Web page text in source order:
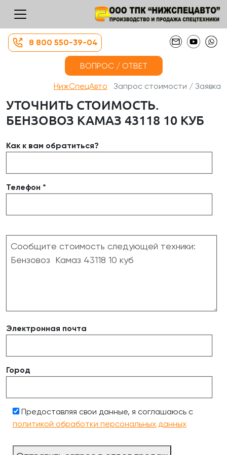
8 800 550-39-04
ВОПРОС / ОТВЕТ
НижСпецАвто Запрос стоимости / Заявка
УТОЧНИТЬ СТОИМОСТЬ.
БЕНЗОВОЗ КАМАЗ 43118 10 КУБ
Как к вам обратиться?
Телефон *
Электронная почта
Город
Предоставляя свои данные, я соглашаюсь с
политикой обработки персональных данных